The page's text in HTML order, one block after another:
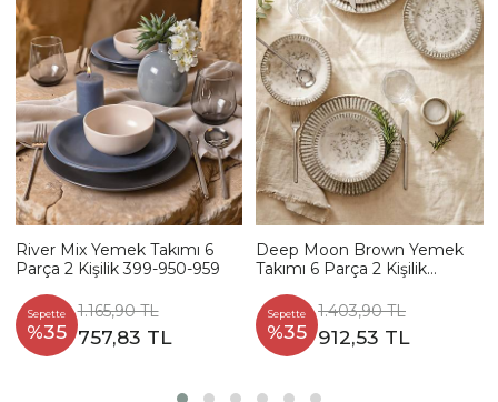
River Mix Yemek Takımı 6
Parça 2 Kişilik 399-950-959
Sepette
%35
1.165,90 TL
757,83 TL
Deep Moon Brown Yemek
Takımı 6 Parça 2 Kişilik
Sepette
%35
1.403,90 TL
912,53 TL